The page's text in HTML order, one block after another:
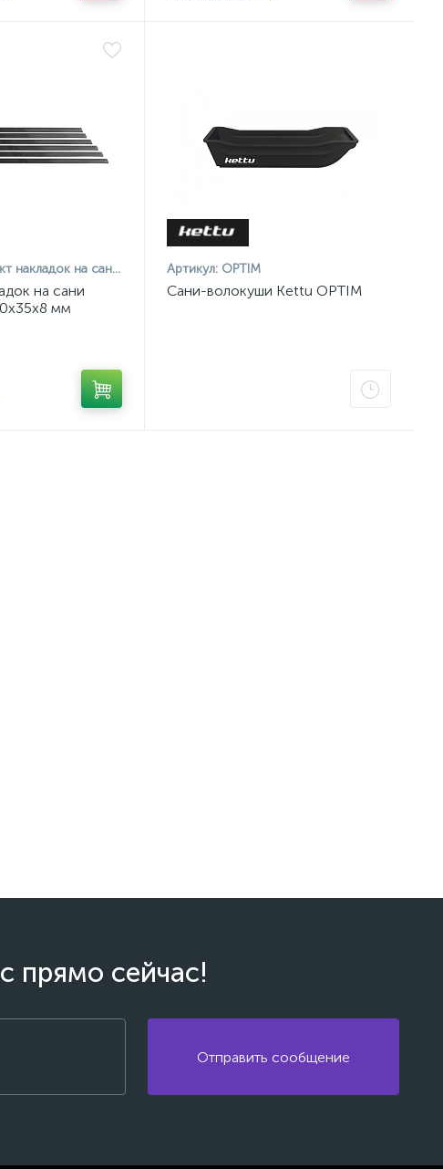
на сани Тайга 2300 (2150х35х8 мм)
на сани
мм
Артикул: OPTIM
Сани-волокуши Kettu OPTIM
прямо сейчас!
Отправить сообщение